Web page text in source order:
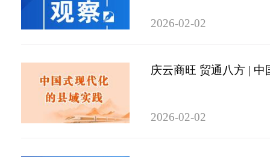
2026-02-02
庆云商旺 贸通八方 |
2026-02-02